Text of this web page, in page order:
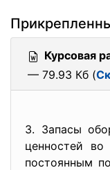
Курсовая
— 79.93 Кб (
3. Запасы
ценностей
постоянным